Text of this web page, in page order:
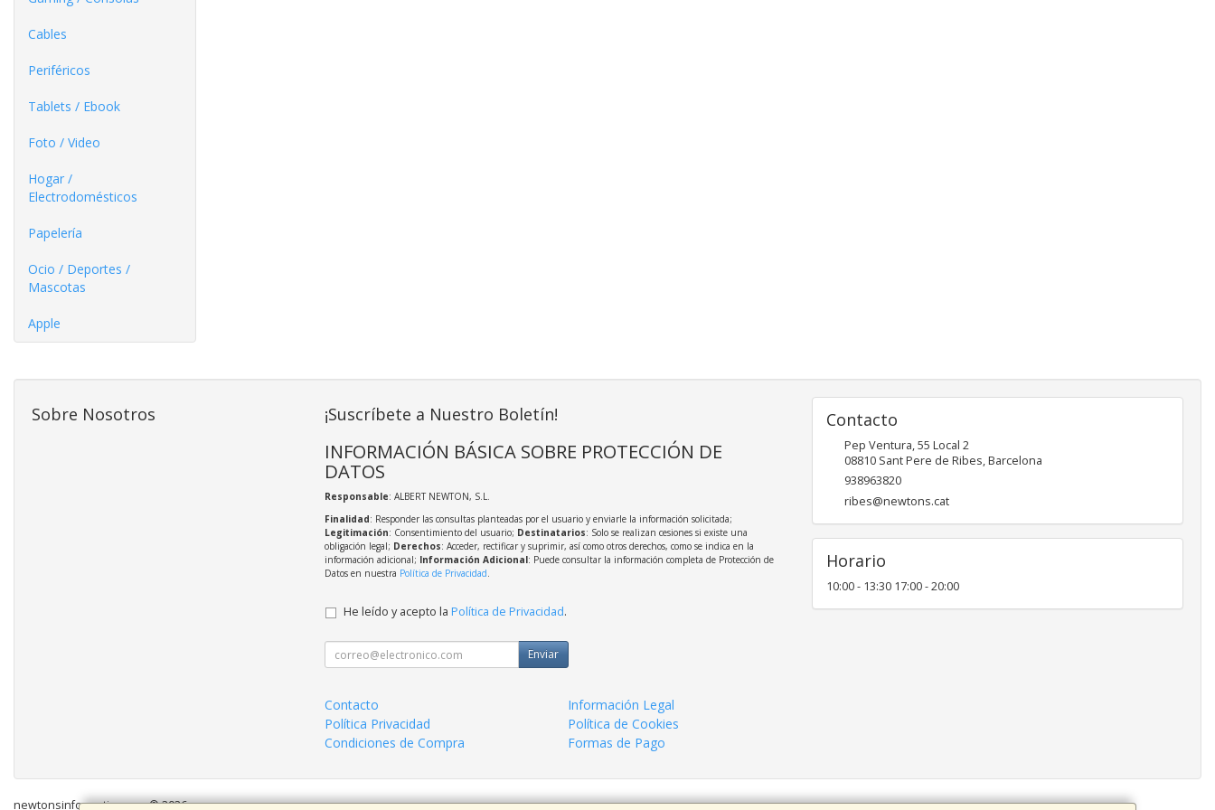
Cables
Periféricos
Tablets / Ebook
Foto / Video
Hogar /
Electrodomésticos
Papelería
Ocio / Deportes /
Mascotas
Apple
Sobre Nosotros ¡Suscríbete a Nuestro Boletín!
INFORMACIÓN BÁSICA SOBRE PROTECCIÓN DE
DATOS
Responsable: ALBERT NEWTON, S.L.
Finalidad: Responder las consultas planteadas por el usuario y enviarle la información solicitada;
Legitimación: Consentimiento del usuario; Destinatarios: Solo se realizan cesiones si existe una
obligación legal; Derechos: Acceder, rectificar y suprimir, así como otros derechos, como se indica en la
información adicional; Información Adicional: Puede consultar la información completa de Protección de
Datos en nuestra Política de Privacidad.
He leído y acepto la Política de Privacidad.
Enviar
Contacto
Información Legal
Política Privacidad
Política de Cookies
Condiciones de Compra
Formas de Pago
Contacto
Pep Ventura, 55 Local 2
08810 Sant Pere de Ribes,Barcelona
938963820
ribes@newtons.cat
Horario
10:00 - 13:30 17:00 - 20:00
newtonsinformatica.com © 2026